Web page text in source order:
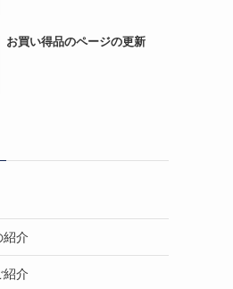
お買い得品のページの更新
紹介
紹介